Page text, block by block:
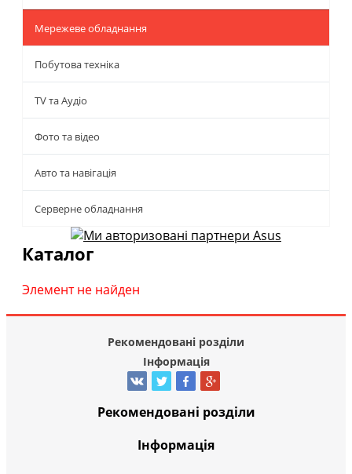
Мережеве обладнання
Побутова техніка
TV та Аудіо
Фото та відео
Авто та навігація
Серверне обладнання
Каталог
Элемент не найден
Рекомендовані розділи
Інформація
Рекомендовані розділи
Інформація